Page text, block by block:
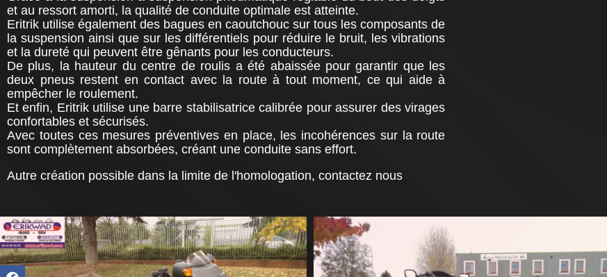
et au ressort amorti, la qualité de conduite optimale est atteinte.
Eritrik utilise également des bagues en caoutchouc sur tous les composants de
la suspension ainsi que sur les différentiels pour réduire le bruit, les vibrations
et la dureté qui peuvent être gênants pour les conducteurs.
De plus, la hauteur du centre de roulis a été abaissée pour garantir que les
deux pneus restent en contact avec la route à tout moment, ce qui aide à
empêcher le roulement.
Et enfin, Eritrik utilise une barre stabilisatrice calibrée pour assurer des virages
confortables et sécurisés.
Avec toutes ces mesures préventives en place, les incohérences sur la route
sont complètement absorbées, créant une conduite sans effort.
Autre création possible dans la limite de l'homologation, contactez nous